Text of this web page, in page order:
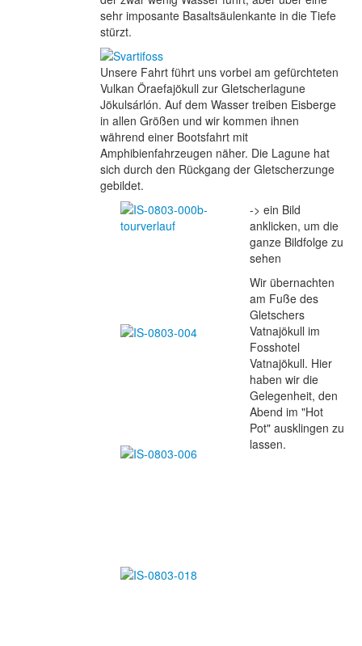
sehr imposante Basaltsäulenkante in die Tiefe
stürzt.
Unsere Fahrt führt uns vorbei am gefürchteten
Vulkan Öraefajökull zur Gletscherlagune
Jökulsárlón. Auf dem Wasser treiben Eisberge
in allen Größen und wir kommen ihnen
während einer Bootsfahrt mit
Amphibienfahrzeugen näher. Die Lagune hat
sich durch den Rückgang der Gletscherzunge
gebildet.
-> ein Bild
anklicken, um die
ganze Bildfolge zu
sehen
Wir übernachten
am Fuße des
Gletschers
Vatnajökull im
Fosshotel
Vatnajökull. Hier
haben wir die
Gelegenheit, den
Abend im "Hot
Pot" ausklingen zu
lassen.